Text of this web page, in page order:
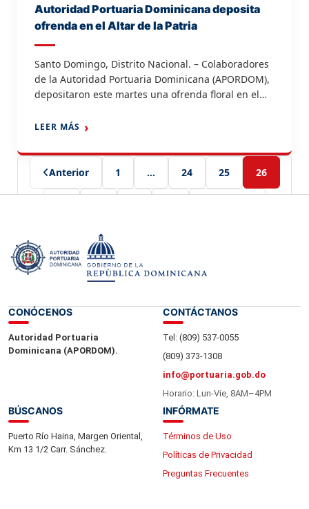
Autoridad Portuaria Dominicana deposita
ofrenda en el Altar de la Patria
Santo Domingo, Distrito Nacional. – Colaboradores
de la Autoridad Portuaria Dominicana (APORDOM),
depositaron este martes una ofrenda floral en el
Duarte, Matías Ramón Mella y Francisco del Rosario
del mes de la Patria. En el acto, subdirectores,
directores […]
LEER MÁS
Anterior 1 … 24 25 26
CONÓCENOS
Autoridad Portuaria
Dominicana (APORDOM).
CONTÁCTANOS
Tel: (809) 537-0055
(809) 373-1308
info@portuaria.gob.do
Horario: Lun-Vie, 8AM–4PM
BÚSCANOS
Puerto Río Haina, Margen Oriental,
Km 13 1/2 Carr. Sánchez.
INFÓRMATE
Términos de Uso
Políticas de Privacidad
Preguntas Frecuentes